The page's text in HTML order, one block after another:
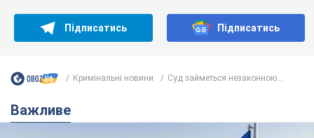
Підписатись Підписатись
Кримінальні новини Суд займеться незаконною...
Важливе